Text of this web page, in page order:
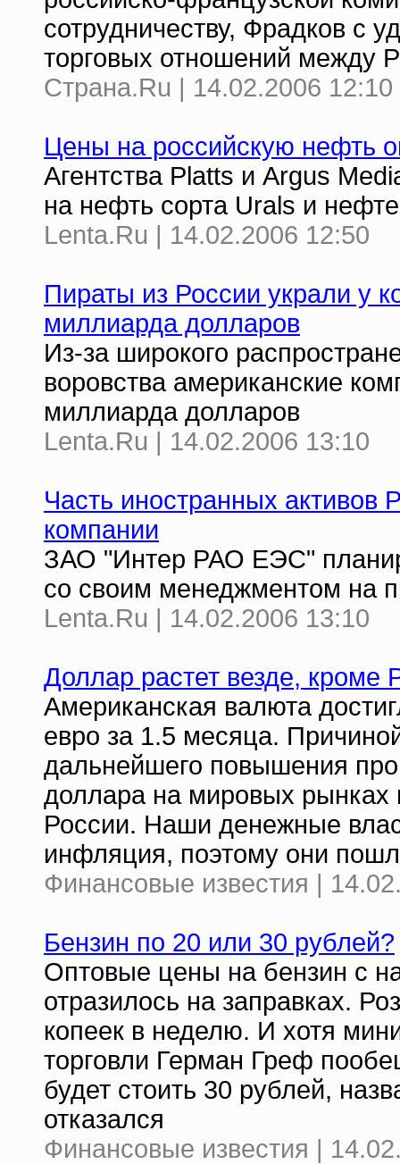
сотрудничеству, Фрадков с
торговых отношений между
Страна.Ru | 14.02.2006 12:10
Цены на российскую нефть
Агентства Platts и Argus
на нефть сорта Urals и
Lenta.Ru | 14.02.2006 12:50
Пираты из России украли у
миллиарда долларов
Из-за широкого
воровства американские
миллиарда долларов
Lenta.Ru | 14.02.2006 13:10
Часть иностранных
компании
ЗАО "Интер РАО ЕЭС"
со своим менеджментом на
Lenta.Ru | 14.02.2006 13:10
Доллар растет везде, кроме
Американская валюта
евро за 1.5 месяца.
дальнейшего повышения
доллара на мировых рынках
России. Наши денежные
инфляция, поэтому они
Финансовые известия |
Бензин по 20 или 30 рублей?
Оптовые цены на бензин с
отразилось на заправках.
копеек в неделю. И хотя
торговли Герман Греф
будет стоить 30 рублей,
отказался
Финансовые известия |